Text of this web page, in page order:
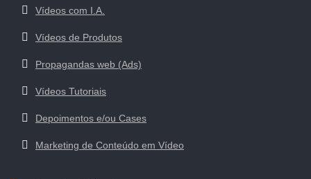
Vídeos com I.A.
Vídeos de Produtos
Propagandas web (Ads)
Vídeos Tutoriais
Depoimentos e/ou Cases
Marketing de Conteúdo em Vídeo